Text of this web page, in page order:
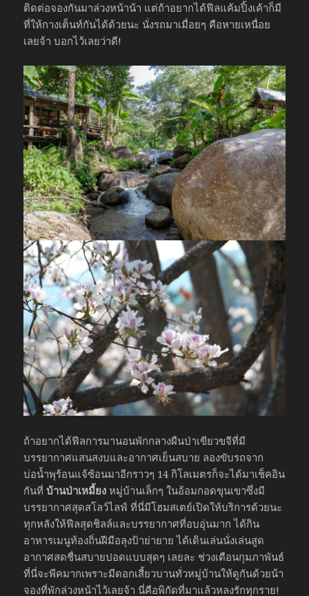
ติดต่อจองกันมาล่วงหน้าน้า แต่ถ้าอยากได้ฟีลแค้มปิ้งเค้าก็มี
ที่ให้กางเต็นท์กันได้ด้วยนะ นั่งรถมาเมื่อยๆ คือหายเหนื่อย
เลยจ้า บอกไว้เลยว่าดี!
ถ้าอยากได้ฟีลการมานอนพักกลางผืนป่าเขียวขจีที่มี
บรรยากาศแสนสงบและอากาศเย็นสบาย ลองขับรถจาก
บ่อน้ำพุร้อนแจ้ซ้อนมาอีกราวๆ 14 กิโลเมตรก็จะได้มาเช็คอิน
กันที่บ้านป่าเหมี้ยง หมู่บ้านเล็กๆ ในอ้อมกอดขุนเขาซึ่งมี
บรรยากาศสุดสโลว์ไลฟ์ ที่นี่มีโฮมสเตย์เปิดให้บริการด้วยนะ
ทุกหลังให้ฟีลสุดชิลล์และบรรยากาศที่อบอุ่นมาก ได้กิน
อาหารเมนูท้องถิ่นฝีมือลุงป้าย่ายาย ได้เดินเล่นนั่งเล่นสูด
อากาศสดชื่นสบายปอดแบบสุดๆ เลยละ ช่วงเดือนกุมภาพันธ์
ที่นี่จะพีคมากเพราะมีดอกเสี้ยวบานทั่วหมู่บ้านให้ดูกันด้วยน้า
จองที่พักล่วงหน้าไว้เลยจ้า นี่คือพิกัดที่มาแล้วหลงรักทุกราย!